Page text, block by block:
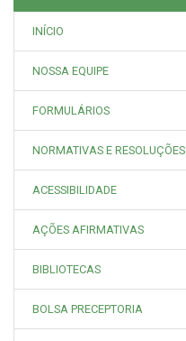
INÍCIO
NOSSA EQUIPE
FORMULÁRIOS
NORMATIVAS E RESOLUÇÕES
ACESSIBILIDADE
AÇÕES AFIRMATIVAS
BIBLIOTECAS
BOLSA PRECEPTORIA